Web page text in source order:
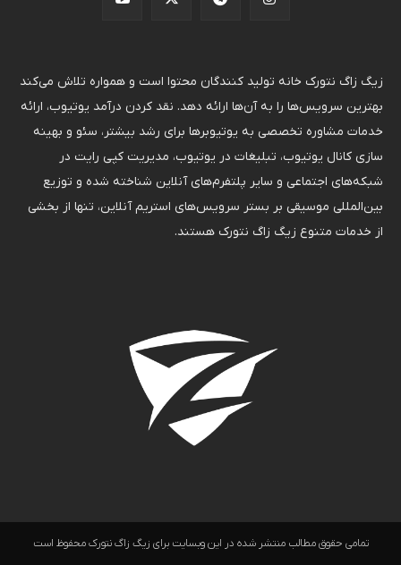
زیگ زاگ نتورک خانه تولید کنندگان محتوا است و همواره تلاش می‌کند
بهترین سرویس‌ها را به آن‌ها ارائه دهد. نقد کردن درآمد یوتیوب، ارائه
خدمات مشاوره تخصصی به یوتیوبرها برای رشد بیشتر، سئو و بهینه
سازی کانال یوتیوب، تبلیغات در یوتیوب، مدیریت کپی رایت در
شبکه‌های اجتماعی و سایر پلتفرم‌های آنلاین شناخته شده و توزیع
بین‌المللی موسیقی بر بستر سرویس‌های استریم آنلاین، تنها از بخشی
از خدمات متنوع زیگ زاگ نتورک هستند.
تمامی حقوق مطالب منتشر شده در این وبسایت برای زیگ زاگ نتورک محفوظ است